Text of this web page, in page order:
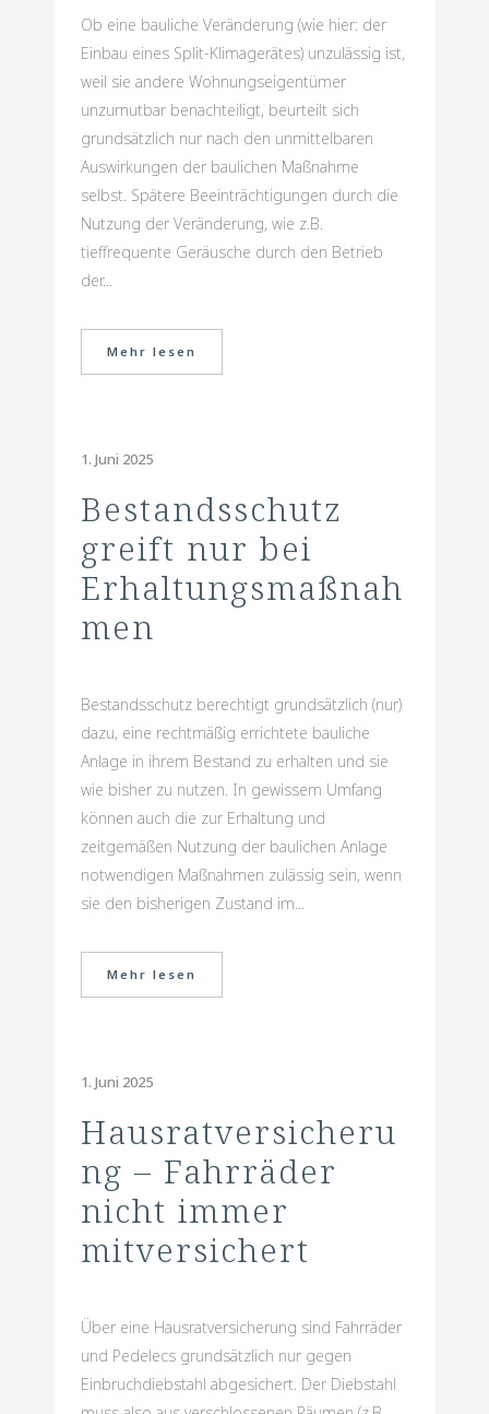
Ob eine bauliche Veränderung (wie hier: der
Einbau eines Split-Klimagerätes) unzulässig ist,
weil sie andere Wohnungseigentümer
unzumutbar benachteiligt, beurteilt sich
grundsätzlich nur nach den unmittelbaren
Auswirkungen der baulichen Maßnahme
selbst. Spätere Beeinträchtigungen durch die
Nutzung der Veränderung, wie z.B.
tieffrequente Geräusche durch den Betrieb
der...
Mehr lesen
1. Juni 2025
Bestandsschutz
greift nur bei
Erhaltungsmaßnah
men
Bestandsschutz berechtigt grundsätzlich (nur)
dazu, eine rechtmäßig errichtete bauliche
Anlage in ihrem Bestand zu erhalten und sie
wie bisher zu nutzen. In gewissem Umfang
können auch die zur Erhaltung und
zeitgemäßen Nutzung der baulichen Anlage
notwendigen Maßnahmen zulässig sein, wenn
sie den bisherigen Zustand im...
Mehr lesen
1. Juni 2025
Hausratversicheru
ng – Fahrräder
nicht immer
mitversichert
Über eine Hausratversicherung sind Fahrräder
und Pedelecs grundsätzlich nur gegen
Einbruchdiebstahl abgesichert. Der Diebstahl